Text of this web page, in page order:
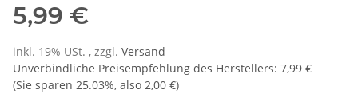
5,99 €
inkl. 19% USt. , zzgl. Versand
Unverbindliche Preisempfehlung des Herstellers: 7,99 €
(Sie sparen 25.03%, also 2,00 €)